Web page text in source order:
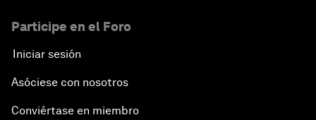
Participe en el Foro
Iniciar sesión
Asóciese con nosotros
Conviértase en miembro